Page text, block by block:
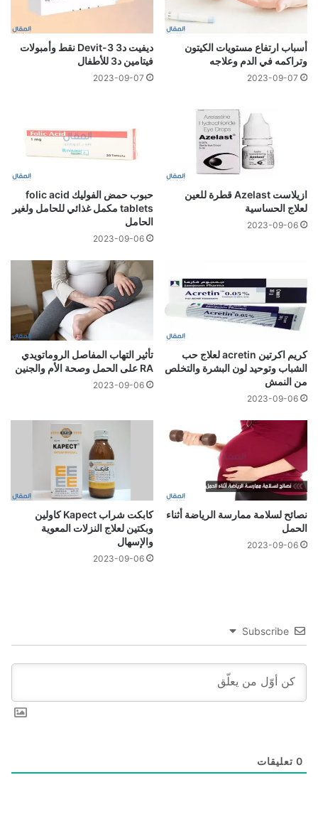
أسباب ارتفاع مستويات الكيتون
وتراكمه في الدم وعلاجه
2023-09-07
ديفيت د3 Devit-3 نقط وأمبولات
فيتامين د3 للأطفال
2023-09-07
ازيلاست Azelast قطرة للعين
لعلاج الحساسية
2023-09-06
حبوب حمض الفوليك folic acid
tablets مكمل غذائي للحامل ولغير
الحامل
2023-09-06
كريم اكرتين acretin لعلاج حب
الشباب وتوحيد لون البشرة والتخلص
من النمش
2023-09-06
تأثير التهاب المفاصل الروماتويدي
RA على الحمل وصحة الأم والجنين
2023-09-06
نصائح لسلامة ممارسة الرياضة أثناء
الحمل
2023-09-06
كابكت شراب Kapect كاولين
وبكتين لعلاج النزلات المعوية
والإسهال
2023-09-06
Subscribe
0 تعليقات